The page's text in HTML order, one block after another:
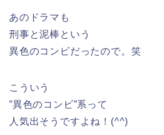
あのドラマも
刑事と泥棒という
異色のコンビだったので。笑
こういう
”異色のコンビ”系って
人気出そうですよね！(^^)